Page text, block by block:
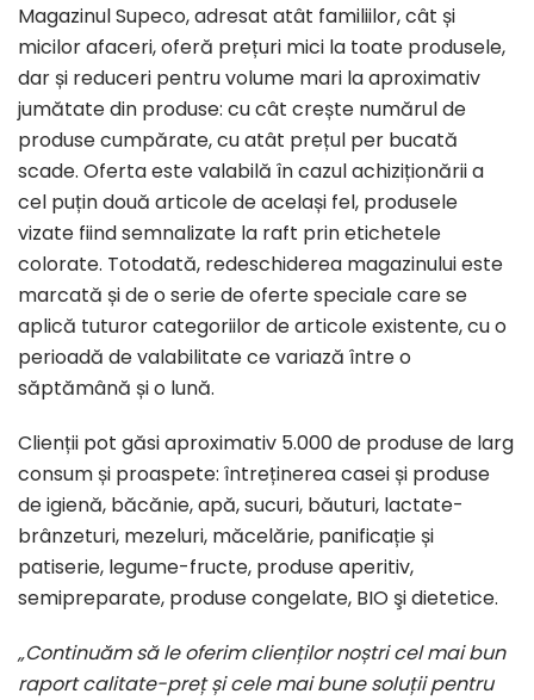
Magazinul Supeco, adresat atât familiilor, cât și
micilor afaceri, oferă prețuri mici la toate produsele,
dar și reduceri pentru volume mari la aproximativ
jumătate din produse: cu cât crește numărul de
produse cumpărate, cu atât prețul per bucată
scade. Oferta este valabilă în cazul achiziționării a
cel puțin două articole de același fel, produsele
vizate fiind semnalizate la raft prin etichetele
colorate. Totodată, redeschiderea magazinului este
marcată și de o serie de oferte speciale care se
aplică tuturor categoriilor de articole existente, cu o
perioadă de valabilitate ce variază între o
săptămână și o lună.
Clienții pot găsi aproximativ 5.000 de produse de larg
consum și proaspete: întreținerea casei și produse
de igienă, băcănie, apă, sucuri, băuturi, lactate-
brânzeturi, mezeluri, măcelărie, panificație și
patiserie, legume-fructe, produse aperitiv,
semipreparate, produse congelate, BIO şi dietetice.
„Continuăm să le oferim clienților noștri cel mai bun
raport calitate-preț și cele mai bune soluții pentru